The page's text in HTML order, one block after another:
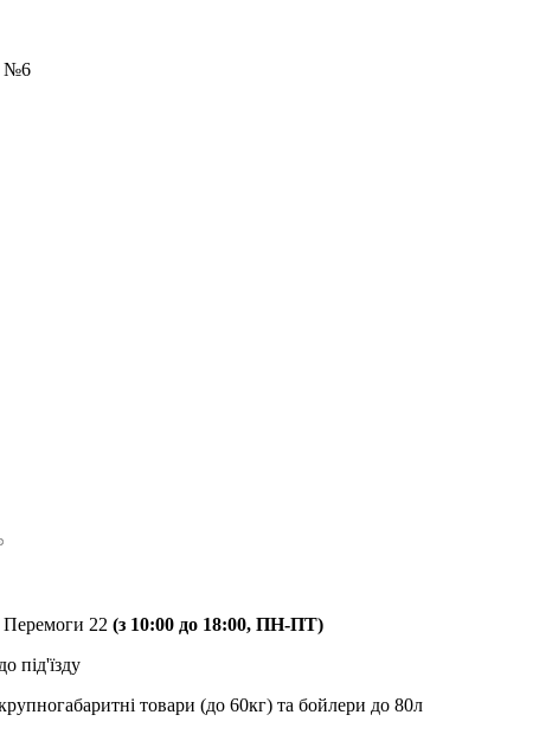
№6
22 (з 10:00 до 18:00, ПН-ПТ)
під'їзду
товари (до 60кг) та бойлери до 80л